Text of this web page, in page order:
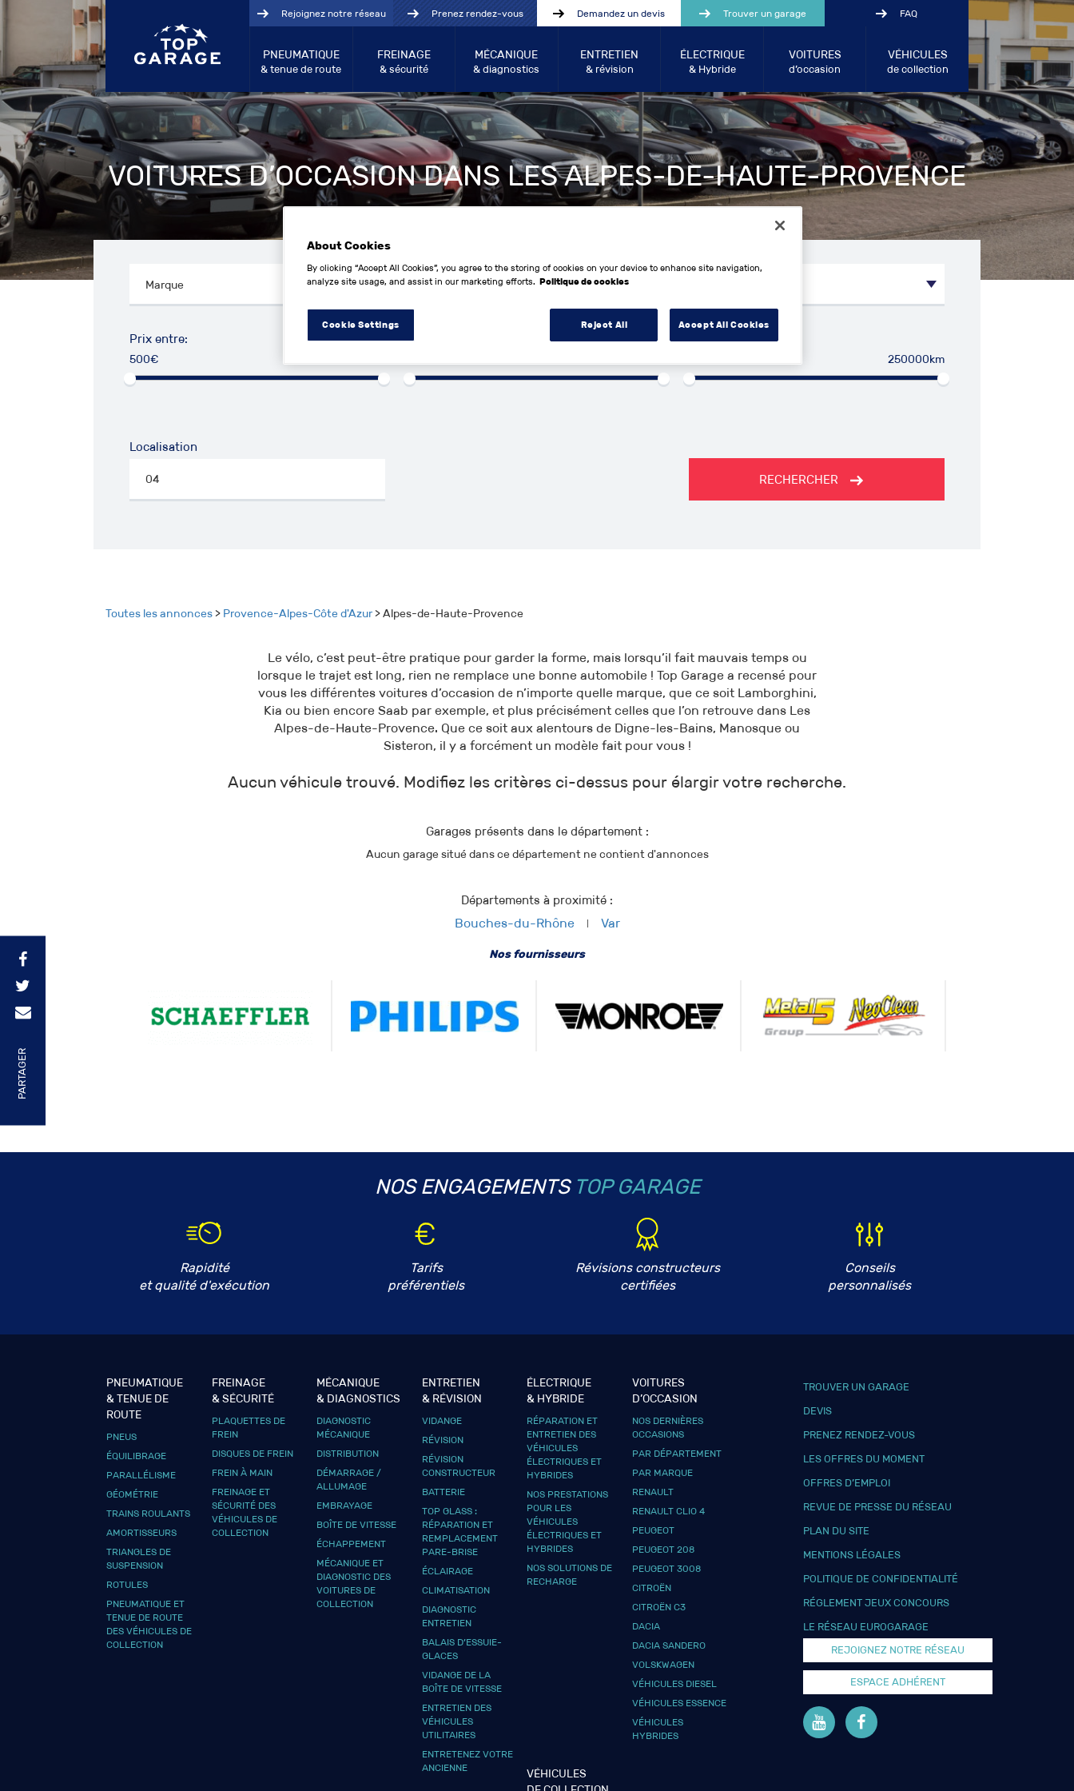
Rejoignez notre réseau Prenez rendez-vous Demandez un devis Trouver un garage FAQ
PNEUMATIQUE
& tenue de route
FREINAGE
& sécurité
MÉCANIQUE
& diagnostics
ENTRETIEN
& révision
ÉLECTRIQUE
& Hybride
VOITURES
d’occasion
VÉHICULES
de collection
PARTAGER
VOITURES D’OCCASION DANS LES ALPES-DE-HAUTE-PROVENCE
Prix entre:
500€
Année entre: Kilométrage entre:
250000km
Localisation
RECHERCHER
Toutes les annonces > Provence-Alpes-Côte d'Azur > Alpes-de-Haute-Provence
Le vélo, c’est peut-être pratique pour garder la forme, mais lorsqu’il fait mauvais temps ou
lorsque le trajet est long, rien ne remplace une bonne automobile ! Top Garage a recensé pour
vous les différentes voitures d’occasion de n’importe quelle marque, que ce soit Lamborghini,
Kia ou bien encore Saab par exemple, et plus précisément celles que l’on retrouve dans Les
Alpes-de-Haute-Provence. Que ce soit aux alentours de Digne-les-Bains, Manosque ou
Sisteron, il y a forcément un modèle fait pour vous !
Aucun véhicule trouvé. Modifiez les critères ci-dessus pour élargir votre recherche.
Garages présents dans le département :
Aucun garage situé dans ce département ne contient d'annonces
Départements à proximité :
Bouches-du-Rhône
Var
Nos fournisseurs
NOS ENGAGEMENTS TOP GARAGE
Rapidité
et qualité d'exécution
Tarifs
préférentiels
Révisions constructeurs
certifiées
Conseils
personnalisés
PNEUMATIQUE
& TENUE DE
ROUTE
PNEUS
ÉQUILIBRAGE
PARALLÉLISME
GÉOMÉTRIE
TRAINS ROULANTS
AMORTISSEURS
TRIANGLES DE
SUSPENSION
ROTULES
PNEUMATIQUE ET
TENUE DE ROUTE
DES VÉHICULES DE
COLLECTION
FREINAGE
& SÉCURITÉ
PLAQUETTES DE
FREIN
DISQUES DE FREIN
FREIN À MAIN
FREINAGE ET
SÉCURITÉ DES
VÉHICULES DE
COLLECTION
MÉCANIQUE
& DIAGNOSTICS
DIAGNOSTIC
MÉCANIQUE
DISTRIBUTION
DÉMARRAGE /
ALLUMAGE
EMBRAYAGE
BOÎTE DE VITESSE
ÉCHAPPEMENT
MÉCANIQUE ET
DIAGNOSTIC DES
VOITURES DE
COLLECTION
ENTRETIEN
& RÉVISION
VIDANGE
RÉVISION
RÉVISION
CONSTRUCTEUR
BATTERIE
TOP GLASS :
RÉPARATION ET
REMPLACEMENT
PARE-BRISE
ÉCLAIRAGE
CLIMATISATION
DIAGNOSTIC
ENTRETIEN
BALAIS D’ESSUIE-
GLACES
VIDANGE DE LA
BOÎTE DE VITESSE
ENTRETIEN DES
VÉHICULES
UTILITAIRES
ENTRETENEZ VOTRE
ANCIENNE
ÉLECTRIQUE
& HYBRIDE
RÉPARATION ET
ENTRETIEN DES
VÉHICULES
ÉLECTRIQUES ET
HYBRIDES
NOS PRESTATIONS
POUR LES
VÉHICULES
ÉLECTRIQUES ET
HYBRIDES
NOS SOLUTIONS DE
RECHARGE
VOITURES
D’OCCASION
NOS DERNIÈRES
OCCASIONS
PAR DÉPARTEMENT
PAR MARQUE
RENAULT
RENAULT CLIO 4
PEUGEOT
PEUGEOT 208
PEUGEOT 3008
CITROËN
CITROËN C3
DACIA
DACIA SANDERO
VOLSKWAGEN
VÉHICULES DIESEL
VÉHICULES ESSENCE
VÉHICULES
HYBRIDES
VÉHICULES
TROUVER UN GARAGE
DEVIS
PRENEZ RENDEZ-VOUS
LES OFFRES DU MOMENT
OFFRES D’EMPLOI
REVUE DE PRESSE DU RÉSEAU
PLAN DU SITE
MENTIONS LÉGALES
POLITIQUE DE CONFIDENTIALITÉ
RÉGLEMENT JEUX CONCOURS
LE RÉSEAU EUROGARAGE
REJOIGNEZ NOTRE RÉSEAU
ESPACE ADHÉRENT
About Cookies
By clicking “Accept All Cookies”, you agree to the storing of cookies on your device to enhance site navigation,
analyze site usage, and assist in our marketing efforts. Politique de cookies
Cookie Settings Reject All Accept All Cookies